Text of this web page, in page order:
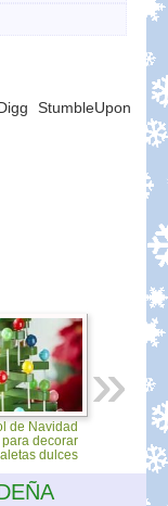
StumbleUpon
de Navidad
decorar
dulces